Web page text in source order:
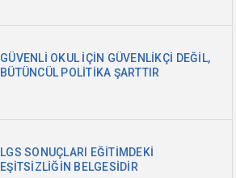
GÜVENLİ OKUL İÇİN GÜVENLİKÇİ DEĞİL,
BÜTÜNCÜL POLİTİKA ŞARTTIR
LGS SONUÇLARI EĞİTİMDEKİ
EŞİTSİZLİĞİN BELGESİDİR